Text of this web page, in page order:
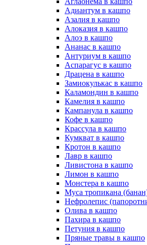
Адиантум в кашпо
Азалия в кашпо
Алоказия в кашпо
Алоэ в кашпо
Ананас в кашпо
Антуриум в кашпо
Аспарагус в кашпо
Драцена в кашпо
Замиокулькас в кашпо
Каламондин в кашпо
Камелия в кашпо
Кампанула в кашпо
Кофе в кашпо
Крассула в кашпо
Кумкват в кашпо
Кротон в кашпо
Лавр в кашпо
Ливистона в кашпо
Лимон в кашпо
Монстера в кашпо
Муса тропикана
Нефролепис
Олива в кашпо
Пахира в кашпо
Петуния в кашпо
Пряные травы в кашпо